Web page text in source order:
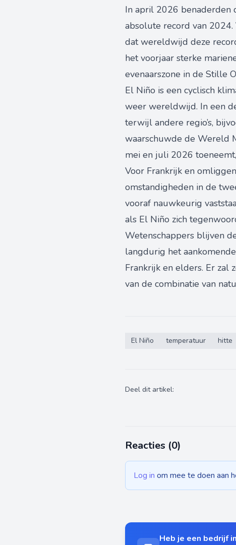
In april 2026 benaderden
absolute record van
dat wereldwijd deze
het voorjaar sterke
evenaarszone in de Stille
El Niño is een cyclisch
weer wereldwijd. In een
terwijl andere regio’s,
waarschuwde de Wereld
mei en juli 2026
Voor Frankrijk en
omstandigheden in de
vooraf nauwkeurig
als El Niño zich
Wetenschappers blijven
langdurig het
Frankrijk en elders. Er
van de combinatie van
El Niño temperatuur hitte
Deel dit artikel:
Reacties (0)
Log in om mee te doen aan
Heb je een bedrijf